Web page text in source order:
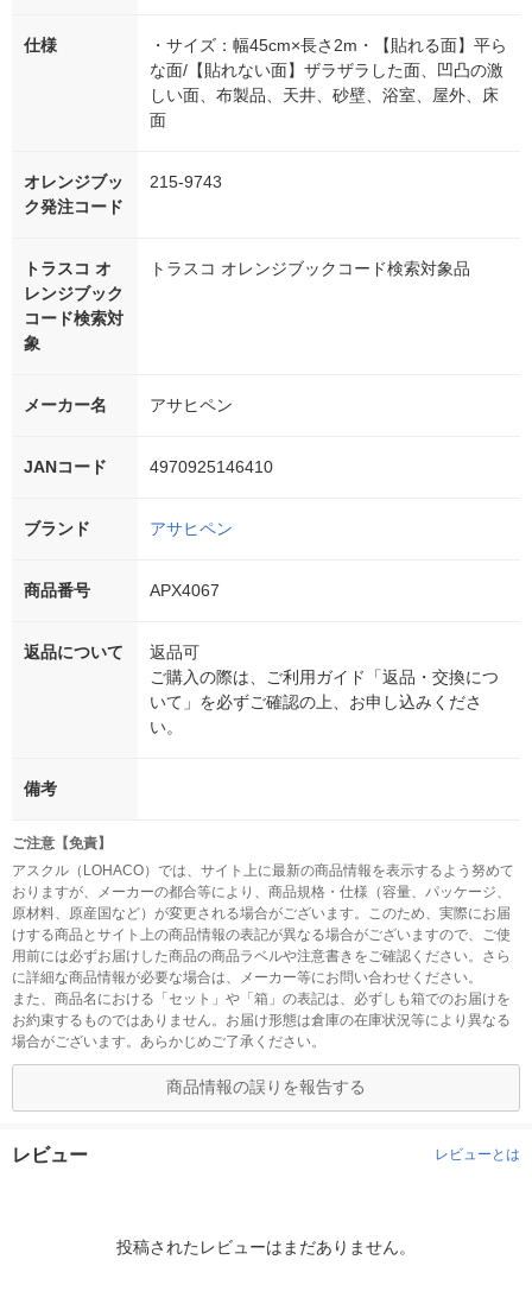
仕様
・サイズ：幅45cm×長さ2m・【貼れる面】平ら
な面/【貼れない面】ザラザラした面、凹凸の激
しい面、布製品、天井、砂壁、浴室、屋外、床
面
オレンジブッ
ク発注コード
215-9743
トラスコ オ
レンジブック
コード検索対
象
トラスコ オレンジブックコード検索対象品
メーカー名 アサヒペン
JANコード 4970925146410
ブランド アサヒペン
商品番号 APX4067
返品について
返品可
ご購入の際は、ご利用ガイド「返品・交換につ
いて」を必ずご確認の上、お申し込みくださ
い。
備考
ご注意【免責】
アスクル（LOHACO）では、サイト上に最新の商品情報を表示するよう努めて
おりますが、メーカーの都合等により、商品規格・仕様（容量、パッケージ、
原材料、原産国など）が変更される場合がございます。このため、実際にお届
けする商品とサイト上の商品情報の表記が異なる場合がございますので、ご使
用前には必ずお届けした商品の商品ラベルや注意書きをご確認ください。さら
に詳細な商品情報が必要な場合は、メーカー等にお問い合わせください。
また、商品名における「セット」や「箱」の表記は、必ずしも箱でのお届けを
お約束するものではありません。お届け形態は倉庫の在庫状況等により異なる
場合がございます。あらかじめご了承ください。
商品情報の誤りを報告する
レビュー レビューとは
投稿されたレビューはまだありません。